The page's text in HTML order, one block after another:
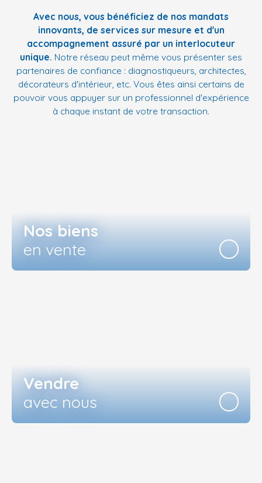
Avec nous, vous bénéficiez de nos mandats
innovants, de services sur mesure et d'un
accompagnement assuré par un interlocuteur
unique. Notre réseau peut même vous présenter ses
partenaires de confiance : diagnostiqueurs, architectes,
décorateurs d'intérieur, etc. Vous êtes ainsi certains de
pouvoir vous appuyer sur un professionnel d'expérience
à chaque instant de votre transaction.
Nos biens
en vente
Vendre
avec nous